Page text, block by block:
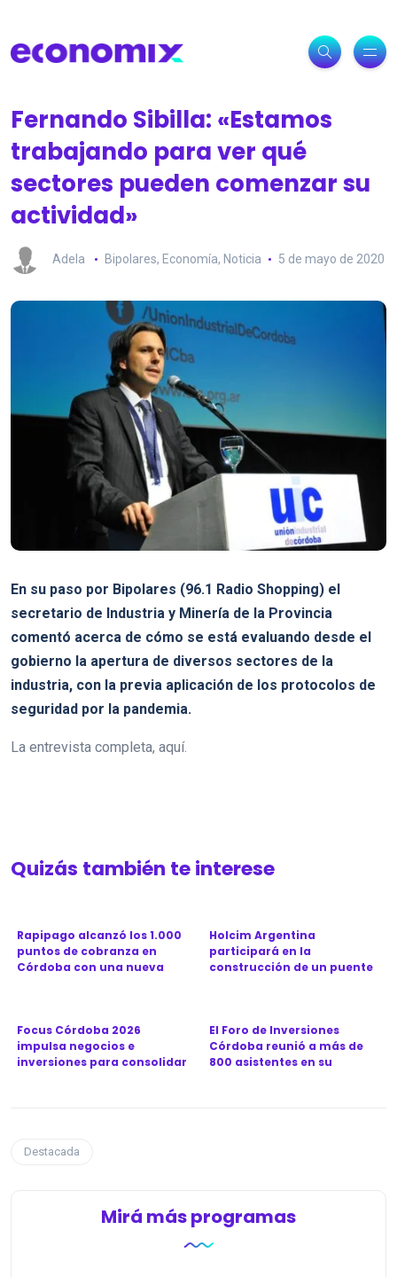
Fernando Sibilla: «Estamos
trabajando para ver qué
sectores pueden comenzar su
actividad»
Adela Bipolares, Economía, Noticia 5 de mayo de 2020
En su paso por Bipolares (96.1 Radio Shopping) el
secretario de Industria y Minería de la Provincia
comentó acerca de cómo se está evaluando desde el
gobierno la apertura de diversos sectores de la
industria, con la previa aplicación de los protocolos de
seguridad por la pandemia.
La entrevista completa, aquí.
Quizás también te interese
Rapipago alcanzó los 1.000
puntos de cobranza en
Córdoba con una nueva
Holcim Argentina
participará en la
construcción de un puente
Focus Córdoba 2026
impulsa negocios e
inversiones para consolidar
El Foro de Inversiones
Córdoba reunió a más de
800 asistentes en su
Destacada
Mirá más programas